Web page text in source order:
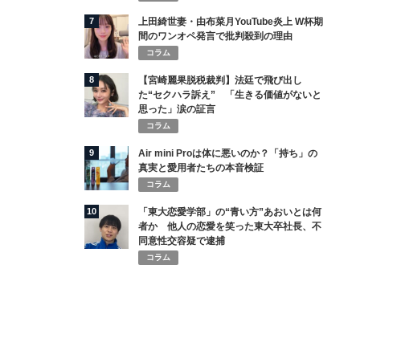
7
上田綺世妻・由布菜月YouTube炎上 W杯期
間のワンオペ発言で批判殺到の理由
コラム
8
【宮崎麗果脱税裁判】法廷で飛び出し
た“セクハラ訴え” 「生きる価値がないと
思った」涙の証言
コラム
9
Air mini Proは体に悪いのか？「持ち」の
真実と愛用者たちの本音検証
コラム
10
「東大恋愛学部」の“青い方”あおいとは何
者か 他人の恋愛を笑った東大卒社長、不
同意性交容疑で逮捕
コラム